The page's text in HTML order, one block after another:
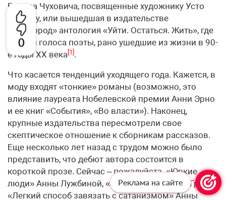
0
Бориса Чуховича, посвященные художнику Усто
Мумину, или вышедшая в издательстве
«Выргород» антология «Уйти. Остаться. Жить», где
обрели голоса поэты, рано ушедшие из жизни в 90-
е годы XX века [1].
Что касается тенденций уходящего года. Кажется, в
моду входят «тонкие» романы (возможно, это
влияние лауреата Нобелевской премии Анни Эрно
и ее книг «События», «Во власти»). Наконец,
крупные издательства пересмотрели свое
скептическое отношение к сборникам рассказов.
Еще несколько лет назад с трудом можно было
представить, что дебют автора состоится в
короткой прозе. Сейчас – пожалуйста. «Юркие
люди» Анны Лужбиной, «Вторжение» Марго Гритт,
«Легкий способ завязать с сатанизмом» Анны
Реклама на сайте